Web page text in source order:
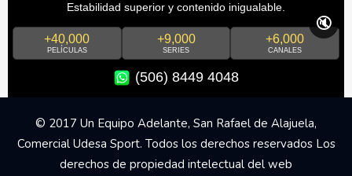
Estabilidad superior y contenido inigualable.
+40,000
PELÍCULAS
+9,000
SERIES
+6,000
CANALES
(506) 8449 4048
🔇
© 2017 Un Equipo Adelante, San Rafael de Alajuela,
Comercial Udesa Sport. Todos los derechos reservados Los
derechos de propiedad intelectual del web